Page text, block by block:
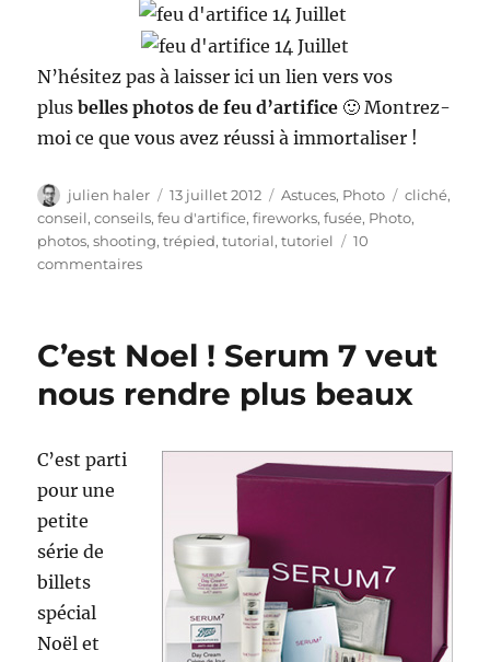
N’hésitez pas à laisser ici un lien vers vos
plusbelles photos de feu d’artifice 🙂 Montrez-
moi ce que vous avez réussi à immortaliser !
Auteur
julien haler
Publié
le
13 juillet 2012 Catégories
Astuces, Photo Étiquettes
cliché,
conseil,conseils,feu d'artifice,fireworks,fusée, Photo,
photos,shooting,trépied,tutorial,tutoriel
10
commentairessur
photographier
feu
C’est Noel ! Serum 7 veut
nous rendre plus beaux
C’est parti
pour une
petite
série de
billets
spécial
Noël et